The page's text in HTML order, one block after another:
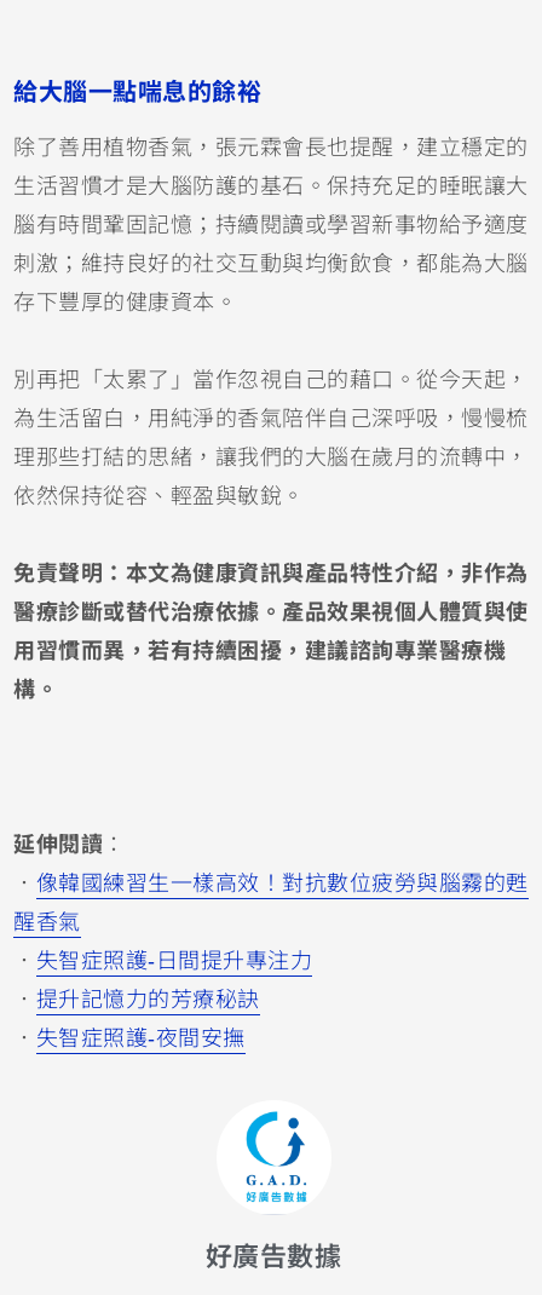
給大腦一點喘息的餘裕
除了善用植物香氣，張元霖會長也提醒，建立穩定的
生活習慣才是大腦防護的基石。保持充足的睡眠讓大
腦有時間鞏固記憶；持續閱讀或學習新事物給予適度
刺激；維持良好的社交互動與均衡飲食，都能為大腦
存下豐厚的健康資本。
別再把「太累了」當作忽視自己的藉口。從今天起，
為生活留白，用純淨的香氣陪伴自己深呼吸，慢慢梳
理那些打結的思緒，讓我們的大腦在歲月的流轉中，
依然保持從容、輕盈與敏銳。
免責聲明：本文為健康資訊與產品特性介紹，非作為
醫療診斷或替代治療依據。產品效果視個人體質與使
用習慣而異，若有持續困擾，建議諮詢專業醫療機
構。
延伸閱讀 ：
． 像韓國練習生一樣高效！對抗數位疲勞與腦霧的甦
醒香氣
． 失智症照護-日間提升專注力
． 提升記憶力的芳療秘訣
． 失智症照護-夜間安撫
好廣告數據